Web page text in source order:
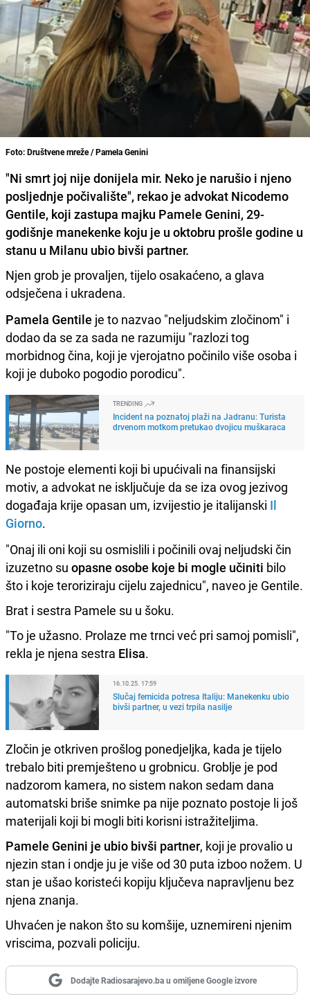
Foto: Društvene mreže / Pamela Genini
"Ni smrt joj nije donijela mir. Neko je narušio i njeno
posljednje počivalište", rekao je advokat Nicodemo
Gentile, koji zastupa majku Pamele Genini, 29-
godišnje manekenke koju je u oktobru prošle godine u
stanu u Milanu ubio bivši partner.
Njen grob je provaljen, tijelo osakaćeno, a glava
odsječena i ukradena.
Pamela Gentile je to nazvao "neljudskim zločinom" i
dodao da se za sada ne razumiju "razlozi tog
morbidnog čina, koji je vjerojatno počinilo više osoba i
koji je duboko pogodio porodicu".
TRENDING
Incident na poznatoj plaži na Jadranu: Turista
drvenom motkom pretukao dvojicu muškaraca
Ne postoje elementi koji bi upućivali na finansijski
motiv, a advokat ne isključuje da se iza ovog jezivog
događaja krije opasan um, izvijestio je italijanski Il
Giorno.
"Onaj ili oni koji su osmislili i počinili ovaj neljudski čin
izuzetno su opasne osobe koje bi mogle učiniti bilo
što i koje teroriziraju cijelu zajednicu", naveo je Gentile.
Brat i sestra Pamele su u šoku.
"To je užasno. Prolaze me trnci već pri samoj pomisli",
rekla je njena sestra Elisa.
16.10.25. 17:59
Slučaj femicida potresa Italiju: Manekenku ubio
bivši partner, u vezi trpila nasilje
Zločin je otkriven prošlog ponedjeljka, kada je tijelo
trebalo biti premješteno u grobnicu. Groblje je pod
nadzorom kamera, no sistem nakon sedam dana
automatski briše snimke pa nije poznato postoje li još
materijali koji bi mogli biti korisni istražiteljima.
Pamele Genini je ubio bivši partner, koji je provalio u
njezin stan i ondje ju je više od 30 puta izboo nožem. U
stan je ušao koristeći kopiju ključeva napravljenu bez
njena znanja.
Uhvaćen je nakon što su komšije, uznemireni njenim
vriscima, pozvali policiju.
Dodajte Radiosarajevo.ba u omiljene Google izvore